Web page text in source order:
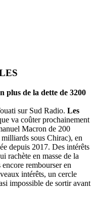
plus de la dette de 3200
sur Sud Radio. Les
va coûter prochainement
Macron de 200
sous Chirac), en
depuis 2017. Des intérêts
rachète en masse de la
rembourser en
intérêts, un cercle
impossible de sortir avant